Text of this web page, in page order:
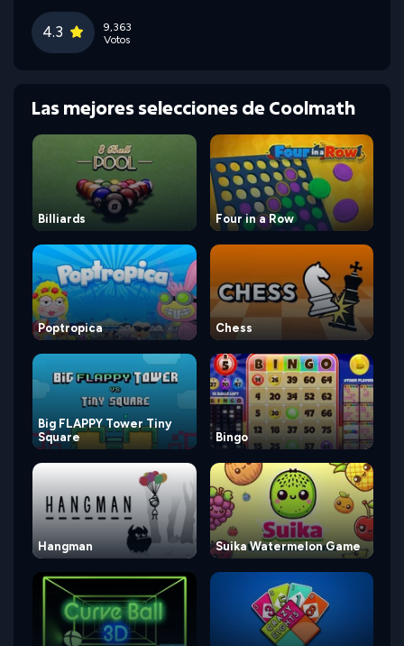
4.3
9,363
Votos
Las mejores selecciones de Coolmath
Billiards Four in a Row
Poptropica Chess
Big FLAPPY Tower Tiny
Square
Bingo
Hangman Suika Watermelon Game